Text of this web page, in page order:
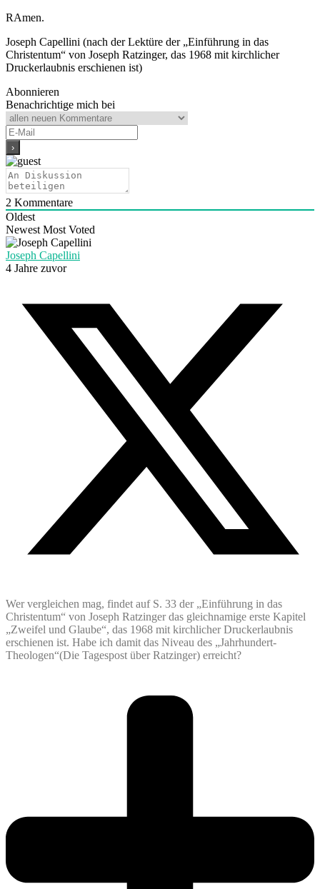
RAmen.
Joseph Capellini (nach der Lektüre der „Einführung in das
Christentum“ von Joseph Ratzinger, das 1968 mit kirchlicher
Druckerlaubnis erschienen ist)
Abonnieren
Benachrichtige mich bei
2 Kommentare
Oldest
Newest Most Voted
Joseph Capellini
4 Jahre zuvor
Wer vergleichen mag, findet auf S. 33 der „Einführung in das
Christentum“ von Joseph Ratzinger das gleichnamige erste Kapitel
„Zweifel und Glaube“, das 1968 mit kirchlicher Druckerlaubnis
erschienen ist. Habe ich damit das Niveau des „Jahrhundert-
Theologen“(Die Tagespost über Ratzinger) erreicht?